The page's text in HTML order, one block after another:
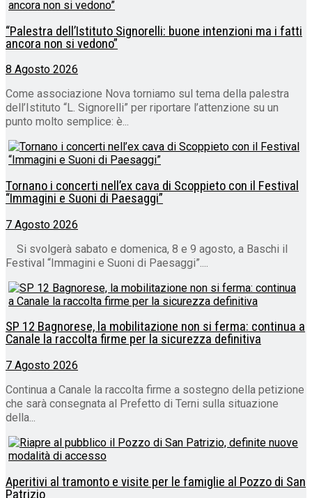
“Palestra dell’Istituto Signorelli: buone intenzioni ma i fatti
ancora non si vedono”
8 Agosto 2026
Come associazione Nova torniamo sul tema della palestra
dell’Istituto “L. Signorelli” per riportare l’attenzione su un
punto molto semplice: è...
Tornano i concerti nell’ex cava di Scoppieto con il Festival
“Immagini e Suoni di Paesaggi”
7 Agosto 2026
Si svolgerà sabato e domenica, 8 e 9 agosto, a Baschi il
Festival “Immagini e Suoni di Paesaggi”....
SP 12 Bagnorese, la mobilitazione non si ferma: continua a
Canale la raccolta firme per la sicurezza definitiva
7 Agosto 2026
Continua a Canale la raccolta firme a sostegno della petizione
che sarà consegnata al Prefetto di Terni sulla situazione
della...
Aperitivi al tramonto e visite per le famiglie al Pozzo di San
Patrizio